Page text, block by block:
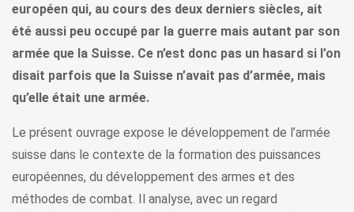
européen qui, au cours des deux derniers siècles, ait
été aussi peu occupé par la guerre mais autant par son
armée que la Suisse. Ce n’est donc pas un hasard si l’on
disait parfois que la Suisse n’avait pas d’armée, mais
qu’elle était une armée.
Le présent ouvrage expose le développement de l’armée
suisse dans le contexte de la formation des puissances
européennes, du développement des armes et des
méthodes de combat. Il analyse, avec un regard